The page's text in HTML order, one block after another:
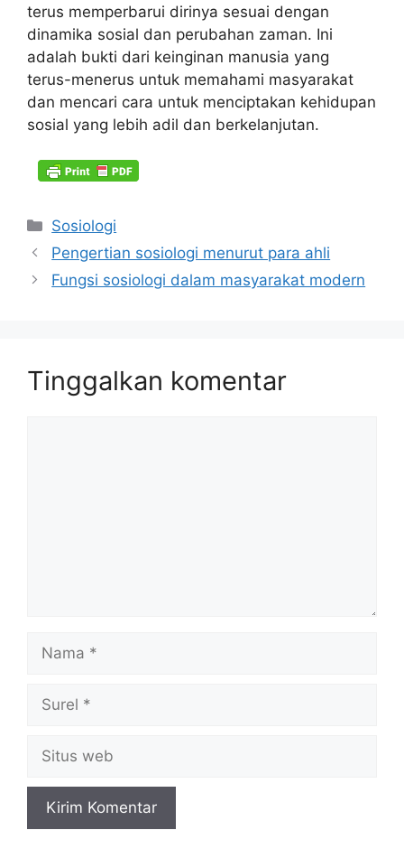
terus memperbarui dirinya sesuai dengan
dinamika sosial dan perubahan zaman. Ini
adalah bukti dari keinginan manusia yang
terus-menerus untuk memahami masyarakat
dan mencari cara untuk menciptakan kehidupan
sosial yang lebih adil dan berkelanjutan.
Kategori
Sosiologi
Pengertian sosiologi menurut para ahli
Fungsi sosiologi dalam masyarakat modern
Tinggalkan komentar
web